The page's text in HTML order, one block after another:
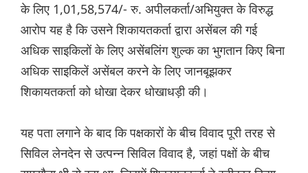
के लिए 1,01,58,574/- रु. अपीलकर्ता/अभियुक्त के विरुद्ध
आरोप यह है कि उसने शिकायतकर्ता द्वारा असेंबल की गई
अधिक साइकिलों के लिए असेंबलिंग शुल्क का भुगतान किए बिना
अधिक साइकिलें असेंबल करने के लिए जानबूझकर
शिकायतकर्ता को धोखा देकर धोखाधड़ी की।
यह पता लगाने के बाद कि पक्षकारों के बीच विवाद पूरी तरह से
सिविल लेनदेन से उत्पन्न सिविल विवाद है, जहां पक्षों के बीच